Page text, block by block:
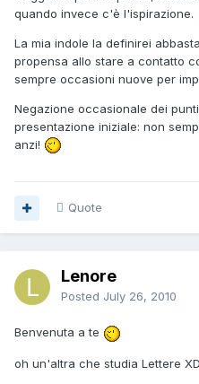
quando invece c'è l'ispirazione.
La mia indole la definirei
propensa allo stare a contatto
sempre occasioni nuove per
Negazione occasionale dei
presentazione iniziale: non
anzi!
Quote
Lenore
Posted July 26, 2010
Benvenuta a te
oh un'altra che studia Lettere XD